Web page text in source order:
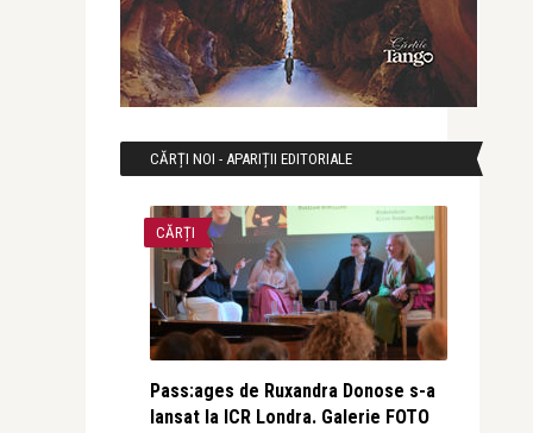
CĂRȚI NOI - APARIȚII EDITORIALE
CĂRȚI
Pass:ages de Ruxandra Donose s-a
lansat la ICR Londra. Galerie FOTO